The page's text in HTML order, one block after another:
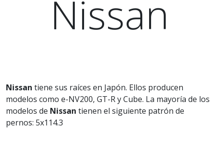
Nissan
Nissan tiene sus raíces en Japón. Ellos producen
modelos como e-NV200, GT-R y Cube. La mayoría de los
modelos de Nissan tienen el siguiente patrón de
pernos: 5x114.3